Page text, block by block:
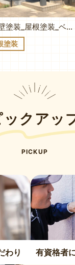
岡山県倉敷市_外壁塗装_屋根塗装_ベージュからダークなグレーでシックな仕上がりで無機顔料仕様で色褪せにくい！
塗装
ックアッ
PICKUP
わり 有資格者